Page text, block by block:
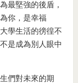
最堅強的後盾，
你，是幸福
學生活的徬徨不
是成為別人眼中
們對未來的期